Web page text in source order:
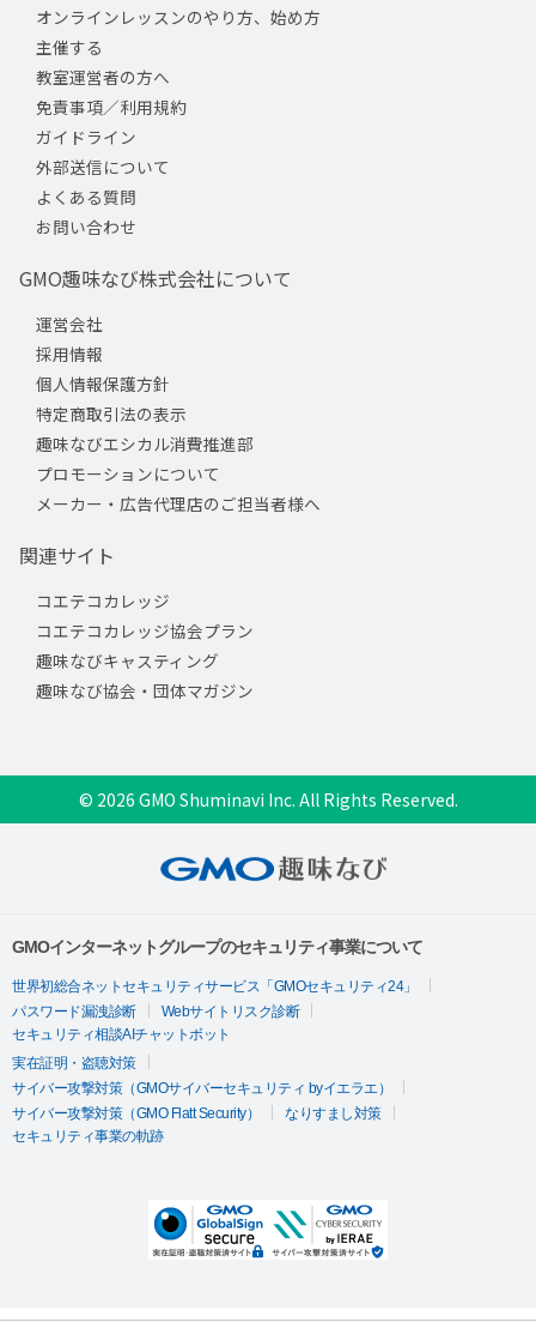
オンラインレッスンのやり方、始め方
主催する
教室運営者の方へ
免責事項／利用規約
ガイドライン
外部送信について
よくある質問
お問い合わせ
GMO趣味なび株式会社について
運営会社
採用情報
個人情報保護方針
特定商取引法の表示
趣味なびエシカル消費推進部
プロモーションについて
メーカー・広告代理店のご担当者様へ
関連サイト
コエテコカレッジ
コエテコカレッジ協会プラン
趣味なびキャスティング
趣味なび協会・団体マガジン
© 2026 GMO Shuminavi Inc. All Rights Reserved.